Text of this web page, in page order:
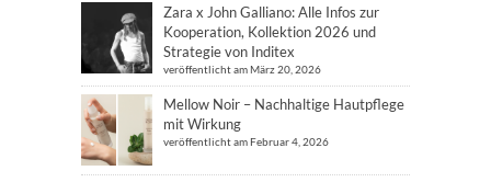
Zara x John Galliano: Alle Infos zur
Kooperation, Kollektion 2026 und
Strategie von Inditex
veröffentlicht am März 20, 2026
Mellow Noir – Nachhaltige Hautpflege
mit Wirkung
veröffentlicht am Februar 4, 2026